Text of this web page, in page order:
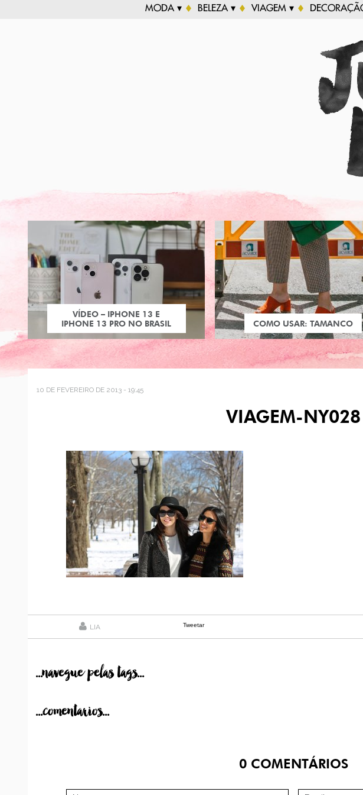
MODA ▾ BELEZA ▾ VIAGEM ▾
VÍDEO – IPHONE 13 E
IPHONE 13 PRO NO BRASIL
COMO USAR: TAMANCO
10 DE FEVEREIRO DE 2013 - 19:45
VIAGEM-NY028
LIA Tweetar
...navegue pelas tags...
...comentarios...
0COMENTÁRIOS